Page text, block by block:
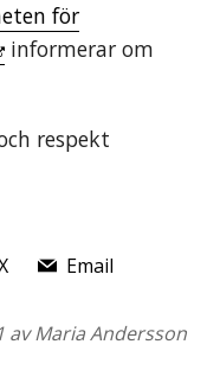
för
informerar om
respekt
Email
av Maria Andersson